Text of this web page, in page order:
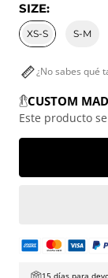
SIZE:
XS-S S-M
¿No sabes qué
CUSTOM
Este producto
15 días para